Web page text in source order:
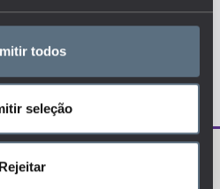
todos
seleção
Rejeitar
experiência deve aceder